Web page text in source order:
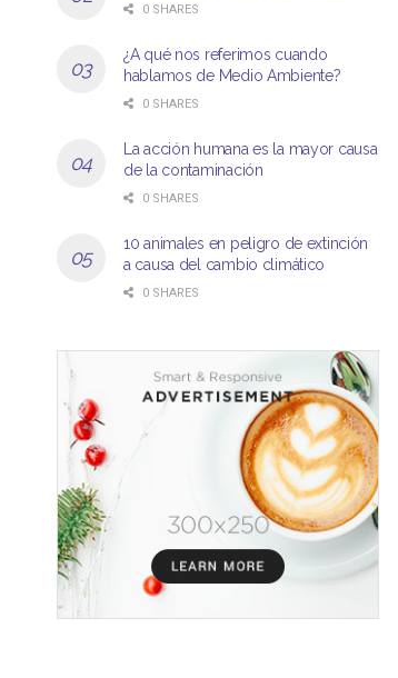
0 SHARES
¿A qué nos referimos cuando
hablamos de Medio Ambiente?
0 SHARES
La acción humana es la mayor causa
de la contaminación
0 SHARES
10 animales en peligro de extinción
a causa del cambio climático
0 SHARES